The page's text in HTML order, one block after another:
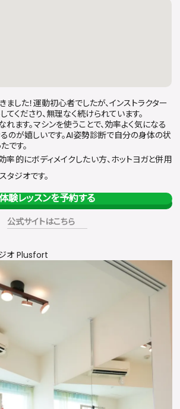
した！運動初心者でしたが、インストラクター
くださり、無理なく続けられています。
ます。マシンを使うことで、効率よく気になる
のが嬉しいです。AI姿勢診断で自分の身体の状
です。
率的にボディメイクしたい方、ホットヨガと併用
タジオです。
験レッスンを予約する
公式サイトはこちら
オ Plusfort